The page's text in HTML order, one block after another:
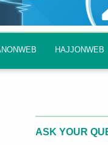
HAJJONWEB
ASK YOUR